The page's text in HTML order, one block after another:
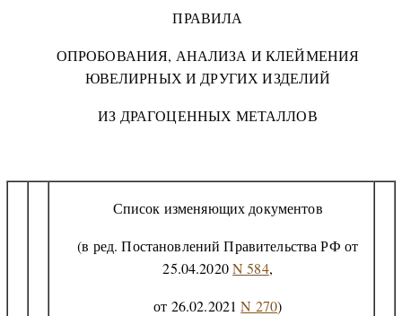
ПРАВИЛА
ОПРОБОВАНИЯ, АНАЛИЗА И КЛЕЙМЕНИЯ
ЮВЕЛИРНЫХ И ДРУГИХ ИЗДЕЛИЙ
ИЗ ДРАГОЦЕННЫХ МЕТАЛЛОВ
Список изменяющих документов
(в ред. Постановлений Правительства РФ от
25.04.2020N 584,
от 26.02.2021N 270)